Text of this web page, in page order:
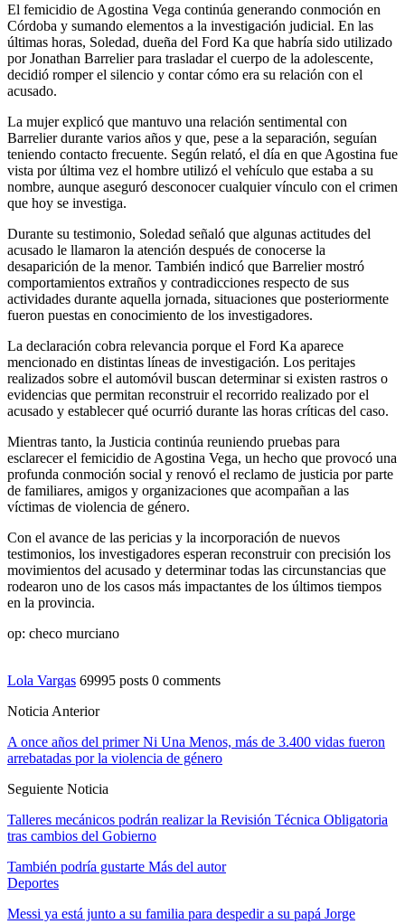
El femicidio de Agostina Vega continúa generando conmoción en
Córdoba y sumando elementos a la investigación judicial. En las
últimas horas, Soledad, dueña del Ford Ka que habría sido utilizado
por Jonathan Barrelier para trasladar el cuerpo de la adolescente,
decidió romper el silencio y contar cómo era su relación con el
acusado.
La mujer explicó que mantuvo una relación sentimental con
Barrelier durante varios años y que, pese a la separación, seguían
teniendo contacto frecuente. Según relató, el día en que Agostina fue
vista por última vez el hombre utilizó el vehículo que estaba a su
nombre, aunque aseguró desconocer cualquier vínculo con el crimen
que hoy se investiga.
Durante su testimonio, Soledad señaló que algunas actitudes del
acusado le llamaron la atención después de conocerse la
desaparición de la menor. También indicó que Barrelier mostró
comportamientos extraños y contradicciones respecto de sus
actividades durante aquella jornada, situaciones que posteriormente
fueron puestas en conocimiento de los investigadores.
La declaración cobra relevancia porque el Ford Ka aparece
mencionado en distintas líneas de investigación. Los peritajes
realizados sobre el automóvil buscan determinar si existen rastros o
evidencias que permitan reconstruir el recorrido realizado por el
acusado y establecer qué ocurrió durante las horas críticas del caso.
Mientras tanto, la Justicia continúa reuniendo pruebas para
esclarecer el femicidio de Agostina Vega, un hecho que provocó una
profunda conmoción social y renovó el reclamo de justicia por parte
de familiares, amigos y organizaciones que acompañan a las
víctimas de violencia de género.
Con el avance de las pericias y la incorporación de nuevos
testimonios, los investigadores esperan reconstruir con precisión los
movimientos del acusado y determinar todas las circunstancias que
rodearon uno de los casos más impactantes de los últimos tiempos
en la provincia.
op: checo murciano
Lola Vargas 69995 posts 0 comments
Noticia Anterior
A once años del primer Ni Una Menos, más de 3.400 vidas fueron
arrebatadas por la violencia de género
Seguiente Noticia
Talleres mecánicos podrán realizar la Revisión Técnica Obligatoria
tras cambios del Gobierno
También podría gustarte Más del autor
Deportes
Messi ya está junto a su familia para despedir a su papá Jorge